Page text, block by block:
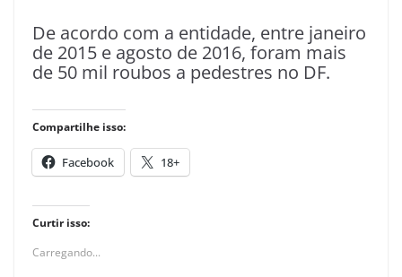
De acordo com a entidade, entre janeiro
de 2015 e agosto de 2016, foram mais
de 50 mil roubos a pedestres no DF.
Compartilhe isso:
Facebook 18+
Curtir isso:
Carregando...